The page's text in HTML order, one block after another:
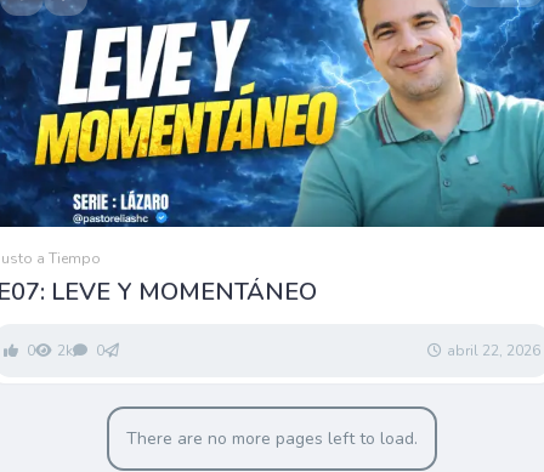
a Tiempo
LEVE Y MOMENTÁNEO
0 2k 0 abril 22, 2026
There are no more pages left to load.